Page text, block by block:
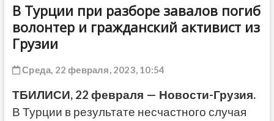
В Турции при разборе завалов погиб
волонтер и гражданский активист из
Грузии
Среда, 22 февраля, 2023, 10:54
ТБИЛИСИ, 22 февраля — Новости-Грузия.
В Турции в результате несчастного случая